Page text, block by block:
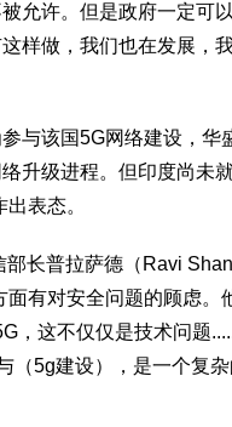
允许。但是政府一定可
样做，我们也在发展，
与该国5G网络建设，华
升级进程。但印度尚未
表态。
长普拉萨德（Ravi
有对安全问题的顾虑。
，这不仅仅是技术问题
（5g建设），是一个复